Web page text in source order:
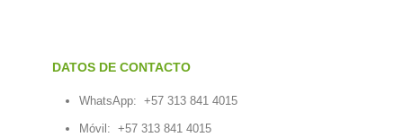
DATOS DE CONTACTO
WhatsApp: +57 313 841 4015
Móvil: +57 313 841 4015